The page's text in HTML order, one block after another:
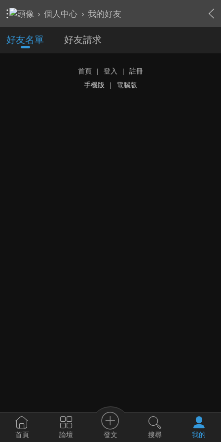
› 個人中心 › 我的好友
好友名單 好友請求
首頁 | 登入 |
註冊
手機版
| 電腦版
首頁 論壇 發文 搜尋 我的